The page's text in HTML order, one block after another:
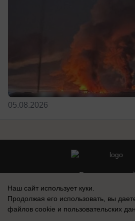
05.08.2026
Реклама на
Наш сайт использует куки.
Продолжая его использовать, вы
файлов cookie и пользовательских